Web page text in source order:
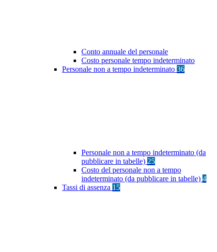
Conto annuale del personale
Costo personale tempo indeterminato
Personale non a tempo indeterminato 36
Personale non a tempo indeterminato (da
pubblicare in tabelle) 25
Costo del personale non a tempo
indeterminato (da pubblicare in tabelle) 4
Tassi di assenza 15